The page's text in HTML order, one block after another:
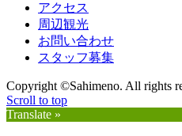
アクセス
周辺観光
お問い合わせ
スタッフ募集
Copyright ©Sahimeno. All rights
Scroll to top
Translate »